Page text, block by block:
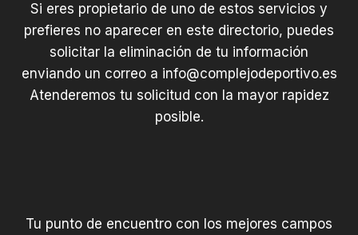
Si eres propietario de uno de estos servicios y
prefieres no aparecer en este directorio, puedes
solicitar la eliminación de tu información
enviando un correo a info@complejodeportivo.es
Atenderemos tu solicitud con la mayor rapidez
posible.
Tu punto de encuentro con los mejores campos